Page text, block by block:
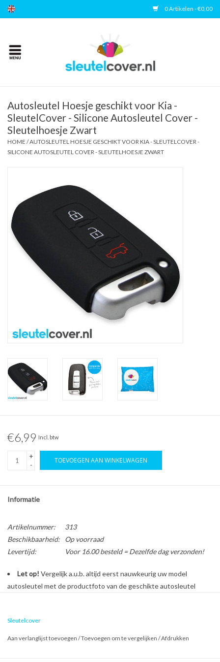
0 Artikelen - €0,00
Home
Accessoires
Veelgestelde vragen
Autosleutel Hoesje geschikt voor Kia -
SleutelCover - Silicone Autosleutel Cover -
Sleutelhoesje Zwart
HOME /AUTOSLEUTEL HOESJE GESCHIKT VOOR KIA - SLEUTELCOVER -
SILICONE AUTOSLEUTEL COVER - SLEUTELHOESJE ZWART
€6,99 Incl. btw
+
-
TOEVOEGEN AAN WINKELWAGEN
Informatie
Artikelnummer:
313
Beschikbaarheid:
Op voorraad
Levertijd:
Voor 16.00 besteld = Dezelfde dag verzonden!
Let op! Vergelijk a.u.b. altijd eerst nauwkeurig uw model
autosleutel met de productfoto van de geschikte autosleutel
Sleutelcover
Aan verlanglijst toevoegen /Toevoegen om te vergelijken /Afdrukken